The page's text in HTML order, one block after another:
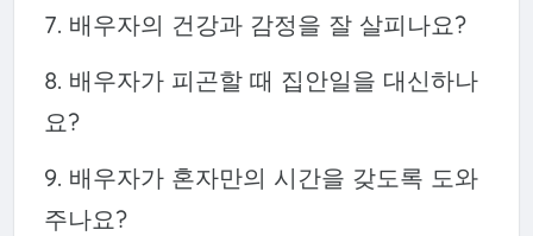
7. 배우자의 건강과 감정을 잘 살피나요?
8. 배우자가 피곤할 때 집안일을 대신하나
요?
9. 배우자가 혼자만의 시간을 갖도록 도와
주나요?